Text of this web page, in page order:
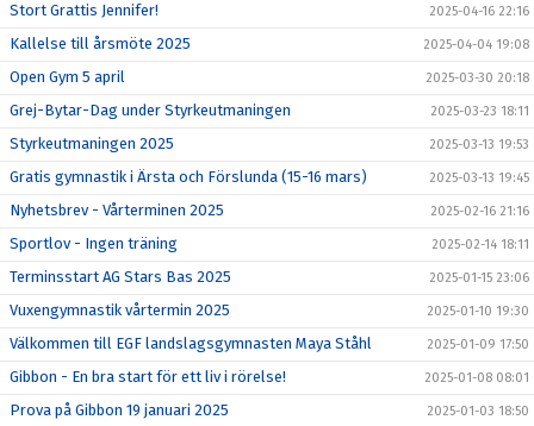
Stort Grattis Jennifer! 2025-04-16 22:16
Kallelse till årsmöte 2025 2025-04-04 19:08
Open Gym 5 april 2025-03-30 20:18
Grej-Bytar-Dag under Styrkeutmaningen 2025-03-23 18:11
Styrkeutmaningen 2025 2025-03-13 19:53
Gratis gymnastik i Ärsta och Förslunda (15-16 mars) 2025-03-13 19:45
Nyhetsbrev - Vårterminen 2025 2025-02-16 21:16
Sportlov - Ingen träning 2025-02-14 18:11
Terminsstart AG Stars Bas 2025 2025-01-15 23:06
Vuxengymnastik vårtermin 2025 2025-01-10 19:30
Välkommen till EGF landslagsgymnasten Maya Ståhl 2025-01-09 17:50
Gibbon - En bra start för ett liv i rörelse! 2025-01-08 08:01
Prova på Gibbon 19 januari 2025 2025-01-03 18:50